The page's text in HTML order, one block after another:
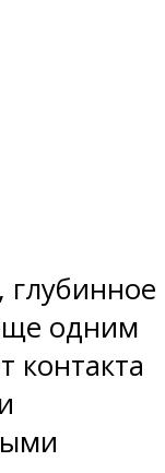
одним
контакта